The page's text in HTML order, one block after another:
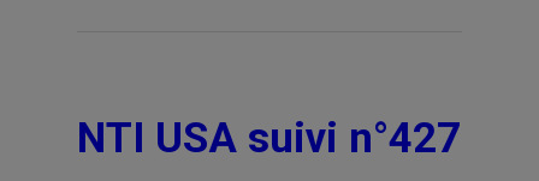
NTI USA suivi n°427